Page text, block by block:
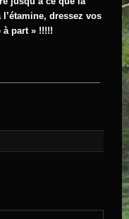
dressez vos
à part » !!!!!